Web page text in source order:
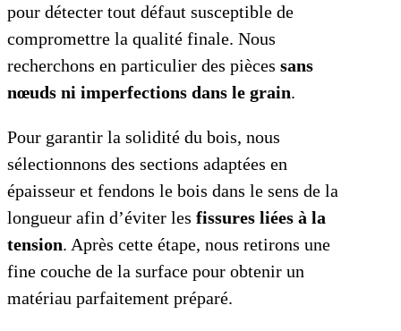
pour détecter tout défaut susceptible de
compromettre la qualité finale. Nous
recherchons en particulier des pièces sans
nœuds ni imperfections dans le grain.
Pour garantir la solidité du bois, nous
sélectionnons des sections adaptées en
épaisseur et fendons le bois dans le sens de la
longueur afin d’éviter les fissures liées à la
tension. Après cette étape, nous retirons une
fine couche de la surface pour obtenir un
matériau parfaitement préparé.